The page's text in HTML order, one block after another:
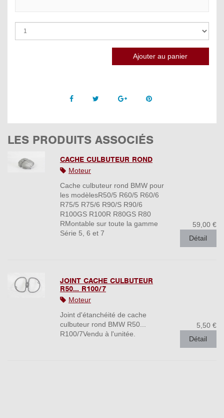
Facebook Twitter Google +Pinterest
LES PRODUITS ASSOCIÉS
CACHE CULBUTEUR ROND
Moteur
Cache culbuteur rond BMW pour
les modèlesR50/5 R60/5 R60/6
R75/5 R75/6 R90/S R90/6
R100GS R100R R80GS R80
RMontable sur toute la gamme
Série 5, 6 et 7
59,00 €
Détail
JOINT CACHE CULBUTEUR
R50... R100/7
Moteur
Joint d'étanchéité de cache
culbuteur rond BMW R50...
R100/7Vendu à l'unitée.
5,50 €
Détail